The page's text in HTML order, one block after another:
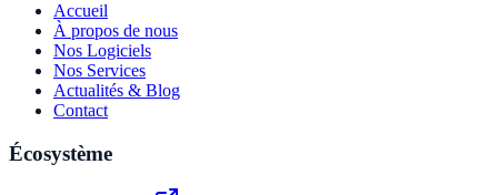
Accueil
À propos de nous
Nos Logiciels
Nos Services
Actualités & Blog
Contact
Écosystème